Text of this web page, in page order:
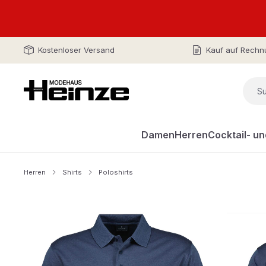
Kostenloser Versand Kauf auf
DamenHerrenCocktail-
Herren Shirts Poloshirts